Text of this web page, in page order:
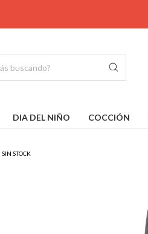
DIA DEL NIÑO COCCIÓN
SIN STOCK